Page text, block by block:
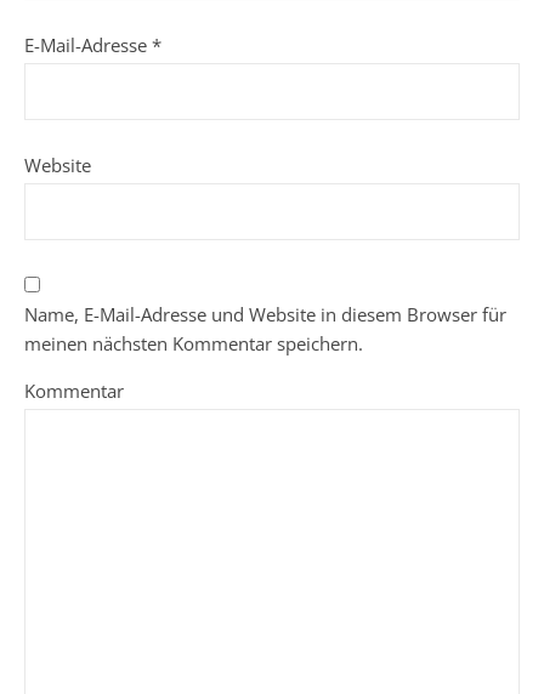
E-Mail-Adresse *
Website
Name, E-Mail-Adresse und Website in diesem Browser für
meinen nächsten Kommentar speichern.
Kommentar